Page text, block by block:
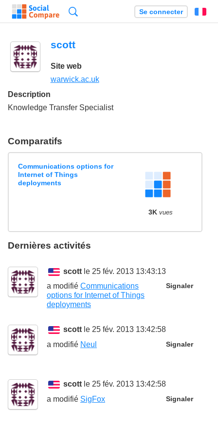
Se connecter
scott
Site web
warwick.ac.uk
Description
Knowledge Transfer Specialist
Comparatifs
Communications options for
Internet of Things
deployments
3K vues
Dernières activités
scott le 25 fév. 2013 13:43:13
Signaler
a modifié Communications
options for Internet of Things
deployments
scott le 25 fév. 2013 13:42:58
Signaler
a modifié Neul
scott le 25 fév. 2013 13:42:58
Signaler
a modifié SigFox